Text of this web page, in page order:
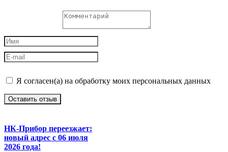
Я согласен(а) на обработку моих персональных данных
Оставить отзыв
НК-Прибор переезжает:
новый адрес с 06 июля
2026 года!